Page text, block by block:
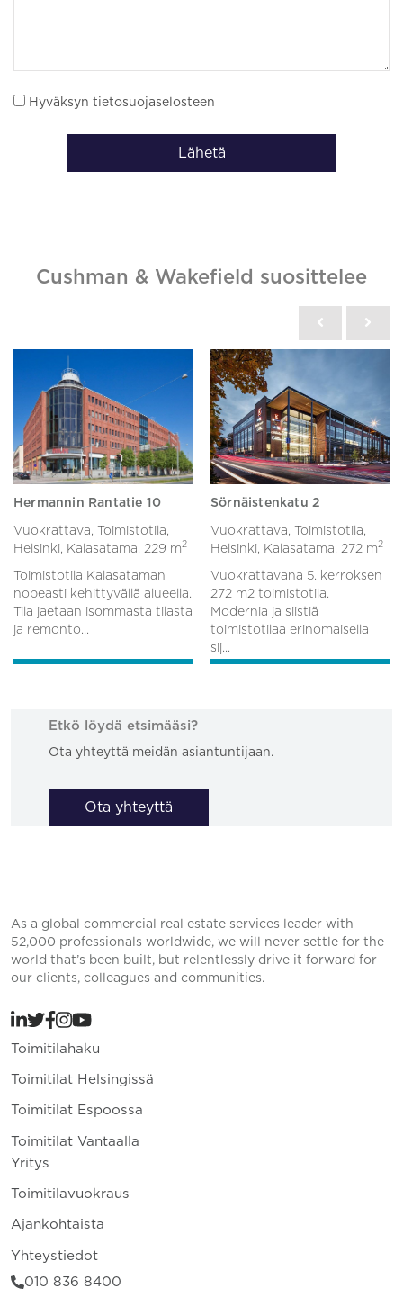
Hyväksyn tietosuojaselosteen
Lähetä
Cushman & Wakefield suosittelee
Hermannin Rantatie 10
Vuokrattava, Toimistotila,
Helsinki, Kalasatama, 229 m2
Toimistotila Kalasataman
nopeasti kehittyvällä alueella.
Tila jaetaan isommasta tilasta
ja remonto...
Sörnäistenkatu 2
Vuokrattava, Toimistotila,
Helsinki, Kalasatama, 272 m2
Vuokrattavana 5. kerroksen
272 m2 toimistotila.
Modernia ja siistiä
toimistotilaa erinomaisella
sij...
Etkö löydä etsimääsi?
Ota yhteyttä meidän asiantuntijaan.
Ota yhteyttä
As a global commercial real estate services leader with
52,000 professionals worldwide, we will never settle for the
world that’s been built, but relentlessly drive it forward for
our clients, colleagues and communities.
Toimitilahaku
Toimitilat Helsingissä
Toimitilat Espoossa
Toimitilat Vantaalla
Yritys
Toimitilavuokraus
Ajankohtaista
Yhteystiedot
010 836 8400